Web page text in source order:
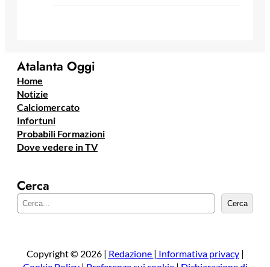
Atalanta Oggi
Home
Notizie
Calciomercato
Infortuni
Probabili Formazioni
Dove vedere in TV
Cerca
e
a
Cerca
Copyright © 2026 | Redazione | Informativa privacy|